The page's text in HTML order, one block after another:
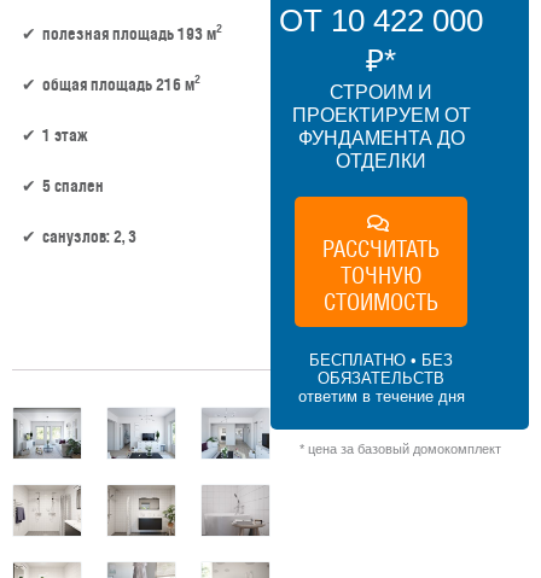
полезная площадь 193 м2
общая площадь 216 м2
1 этаж
5 спален
санузлов: 2, 3
ОТ 10 422 000
₽*
СТРОИМ И
ПРОЕКТИРУЕМ ОТ
ФУНДАМЕНТА ДО
ОТДЕЛКИ
РАССЧИТАТЬ
ТОЧНУЮ
СТОИМОСТЬ
БЕСПЛАТНО • БЕЗ
ОБЯЗАТЕЛЬСТВ
ответим в течение дня
* цена за базовый домокомплект